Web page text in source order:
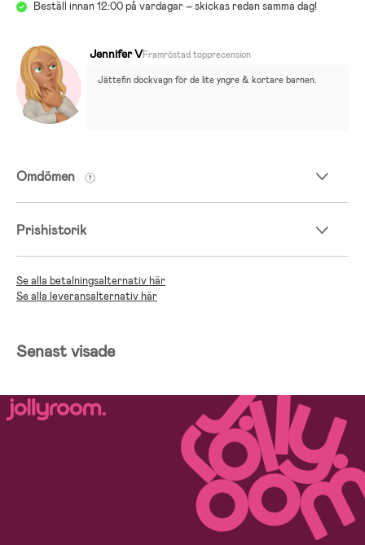
Beställ innan 12:00 på vardagar – skickas redan samma dag!
Jennifer VFramröstad topprecension
Jättefin dockvagn för de lite yngre & kortare barnen.
Omdömen
Prishistorik
Se alla betalningsalternativ här
Se alla leveransalternativ här
Senast visade